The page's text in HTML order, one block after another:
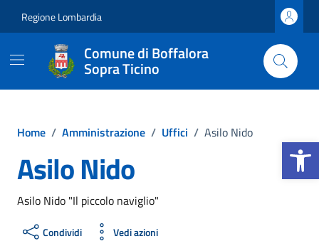
Apri la
Regione Lombardia
Comune di Boffalora
Sopra Ticino
Home / Amministrazione / Uffici / Asilo Nido
Asilo Nido
Asilo Nido "Il piccolo naviglio"
Condividi Vedi azioni